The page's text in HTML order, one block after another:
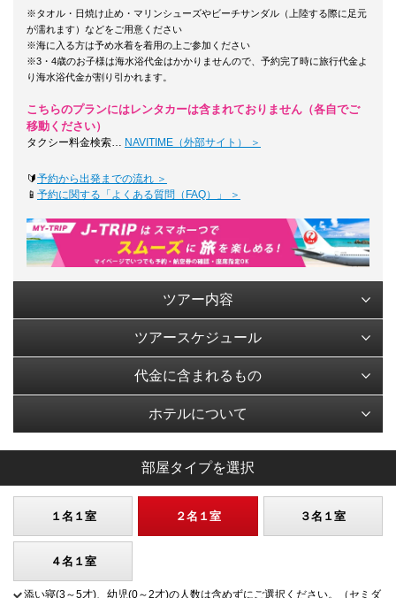
※タオル・日焼け止め・マリンシューズやビーチサンダル（上陸する際に足元
が濡れます）などをご用意ください
※海に入る方は予め水着を着用の上ご参加ください
※3・4歳のお子様は海水浴代金はかかりませんので、予約完了時に旅行代金よ
り海水浴代金が割り引かれます。
こちらのプランにはレンタカーは含まれておりません（各自でご
移動ください）
タクシー料金検索… NAVITIME（外部サイト） ＞
🔰予約から出発までの流れ ＞
📱 予約に関する「よくある質問（FAQ）」 ＞
ツアー内容
ツアースケジュール
代金に含まれるもの
ホテルについて
部屋タイプを選択
１名１室 ２名１室 ３名１室
４名１室
添い寝(3～5才)、幼児(0～2才)の人数は含めずにご選択ください。（セミダ